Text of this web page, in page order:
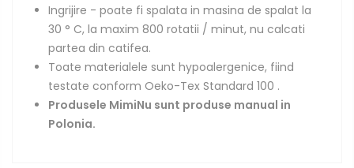
Ingrijire - poate fi spalata in masina de spalat la
30 ° C, la maxim 800 rotatii / minut, nu calcati
partea din catifea.
Toate materialele sunt hypoalergenice, fiind
testate conform Oeko-Tex Standard 100 .
Produsele MimiNu sunt produse manual in
Polonia.